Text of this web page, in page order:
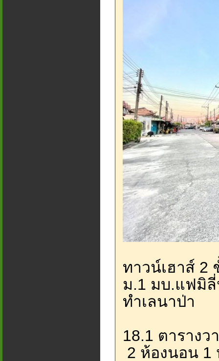
ทาวน์เฮาส์ 2
ม.1 มบ.แฟมิ
ทำเลนาป่า
18.1 ตารางวา
2 ห้องนอน 1